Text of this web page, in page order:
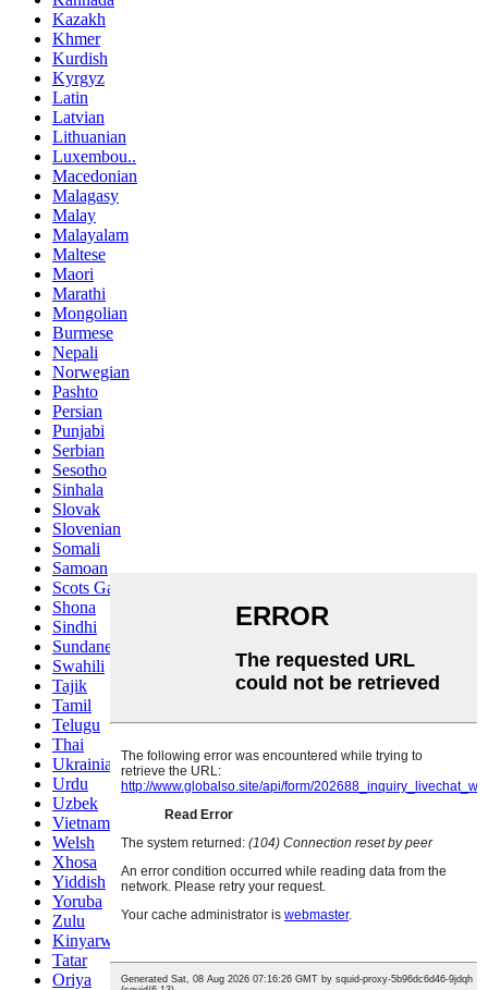
Kazakh
Khmer
Kurdish
Kyrgyz
Latin
Latvian
Lithuanian
Luxembou..
Macedonian
Malagasy
Malay
Malayalam
Maltese
Maori
Marathi
Mongolian
Burmese
Nepali
Norwegian
Pashto
Persian
Punjabi
Serbian
Sesotho
Sinhala
Slovak
Slovenian
Somali
Samoan
Scots Gaelic
Shona
Sindhi
Sundanese
Swahili
Tajik
Tamil
Telugu
Thai
Ukrainian
Urdu
Uzbek
Vietnamese
Welsh
Xhosa
Yiddish
Yoruba
Zulu
Kinyarwanda
Tatar
Oriya